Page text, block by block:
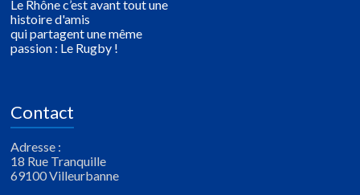
Le Rhône c’est avant tout une
histoire d'amis
qui partagent une même
passion : Le Rugby !
Contact
Adresse :
18 Rue Tranquille
69100 Villeurbanne